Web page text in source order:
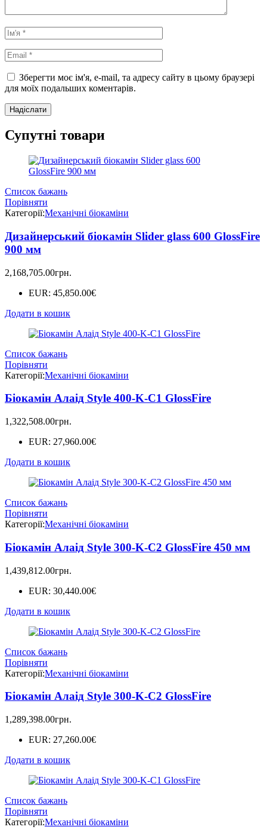
Зберегти моє ім'я, e-mail, та адресу сайту в цьому браузері
для моїх подальших коментарів.
Супутні товари
Список бажань
Порівняти
Категорії:Механічні біокаміни
Дизайнерський біокамін Slider glass 600 GlossFire
900 мм
2,168,705.00грн.
EUR: 45,850.00€
Додати в кошик
Список бажань
Порівняти
Категорії:Механічні біокаміни
Біокамін Алаід Style 400-K-C1 GlossFire
1,322,508.00грн.
EUR: 27,960.00€
Додати в кошик
Список бажань
Порівняти
Категорії:Механічні біокаміни
Біокамін Алаід Style 300-K-C2 GlossFire 450 мм
1,439,812.00грн.
EUR: 30,440.00€
Додати в кошик
Список бажань
Порівняти
Категорії:Механічні біокаміни
Біокамін Алаід Style 300-K-C2 GlossFire
1,289,398.00грн.
EUR: 27,260.00€
Додати в кошик
Список бажань
Порівняти
Категорії:Механічні біокаміни